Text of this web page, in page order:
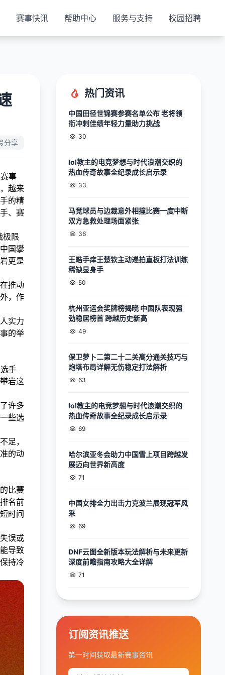
赛事快讯 帮助中心 服务与支持 校园招聘
分享
事
越来
的精
、赛
极限
国攀
更是
推动
，作
实力
的举
手
岩这
许多
些选
足，
的动
比赛
名前
时间
误或
导致
持冷
热门资讯
中国田径世锦赛参赛名单公布 老将领
衔冲刺佳绩年轻力量助力挑战
30
lol教主的电竞梦想与时代浪潮交织的
热血传奇故事全纪录成长启示录
33
马竞球员与边裁意外相撞比赛一度中断
双方急救处理场面紧张
36
王皓手痒王楚钦主动递拍直板打法训练
稀缺显身手
50
杭州亚运会奖牌榜揭晓 中国队表现强
劲稳居榜首 跨越历史新高
49
保卫萝卜二第二十二关高分通关技巧与
炮塔布局详解无伤稳定打法解析
63
lol教主的电竞梦想与时代浪潮交织的
热血传奇故事全纪录成长启示录
69
哈尔滨亚冬会助力中国雪上项目跨越发
展迈向世界新高度
71
中国女排全力出击力克波兰展现冠军风
采
69
DNF云图全新版本玩法解析与未来更新
深度前瞻指南攻略大全详解
71
订阅资讯推送
第一时间获取最新赛事资讯